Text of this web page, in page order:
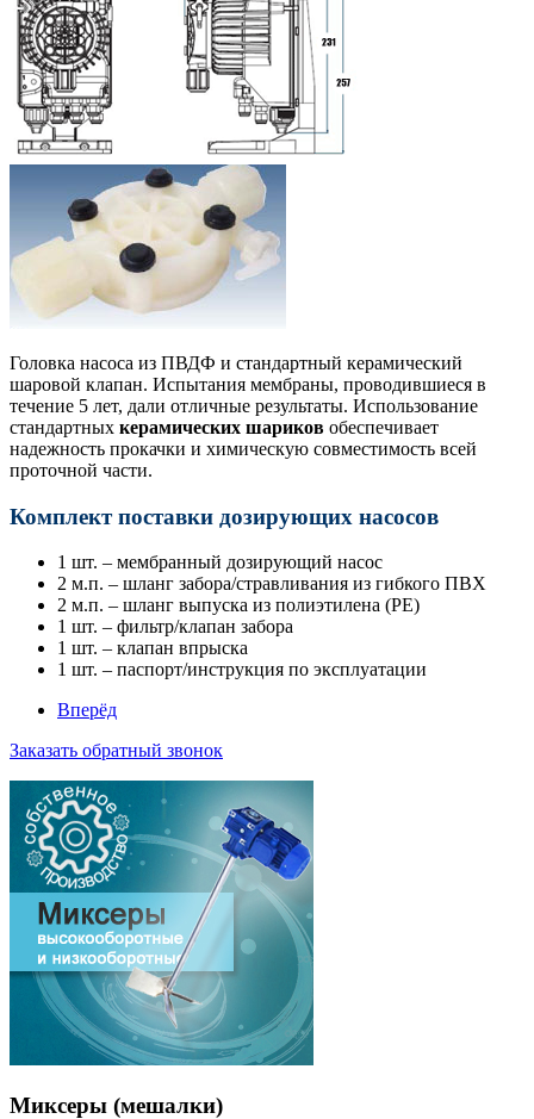
Головка насоса из ПВДФ и стандартный керамический
шаровой клапан. Испытания мембраны, проводившиеся в
течение 5 лет, дали отличные результаты. Использование
стандартных керамических шариков обеспечивает
надежность прокачки и химическую совместимость всей
проточной части.
Комплект поставки дозирующих насосов
1 шт. – мембранный дозирующий насос
2 м.п. – шланг забора/стравливания из гибкого ПВХ
2 м.п. – шланг выпуска из полиэтилена (РЕ)
1 шт. – фильтр/клапан забора
1 шт. – клапан впрыска
1 шт. – паспорт/инструкция по эксплуатации
Вперёд
Заказать обратный звонок
Миксеры (мешалки)